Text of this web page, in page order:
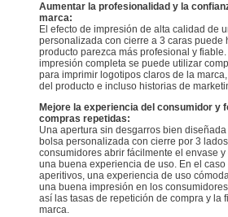
Aumentar la profesionalidad y la
marca:
El efecto de impresión de alta calidad de
personalizada con cierre a 3 caras puede
producto parezca más profesional y
impresión completa se puede utilizar
para imprimir logotipos claros de la
del producto e incluso historias de
Mejore la experiencia del consumidor y
compras repetidas:
Una apertura sin desgarros bien
bolsa personalizada con cierre por 3
consumidores abrir fácilmente el envase y
una buena experiencia de uso. En el caso
aperitivos, una experiencia de uso
una buena impresión en los
así las tasas de repetición de compra y la
marca.